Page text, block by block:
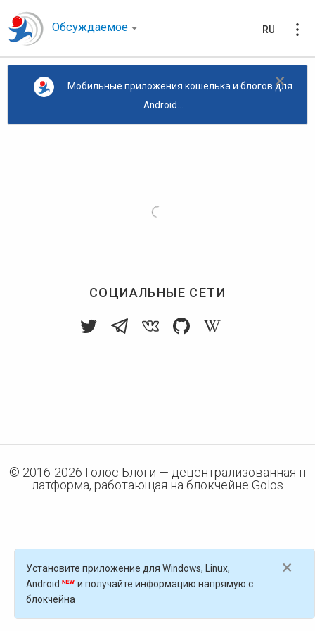
Обсуждаемое RU
×
Мобильные приложения кошелька и блогов для
Android...
СОЦИАЛЬНЫЕ СЕТИ
© 2016-2026 Голос Блоги — децентрализованная п
латформа, работающая на блокчейне Golos
×
Установите приложение для Windows, Linux,
Android
и получайте информацию напрямую с
блокчейна